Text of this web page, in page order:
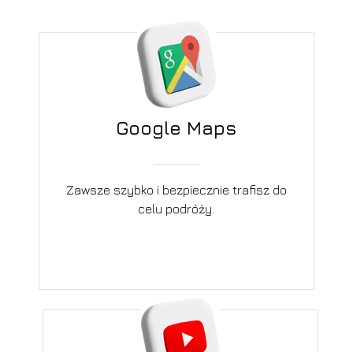
Google Maps
Zawsze szybko i bezpiecznie trafisz do
celu podróży.